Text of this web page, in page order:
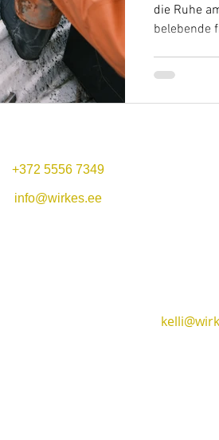
die Ruhe
belebende
+372 5556 7349
info@wirkes.ee